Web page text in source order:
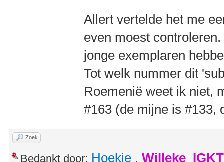
Allert vertelde het me
even moest
jonge exemplaren
Tot welk nummer dit
Roemenië weet ik niet,
#163 (de mijne is #133,
Zoek
Bedankt door: Hoekie , Willeke_IGKT